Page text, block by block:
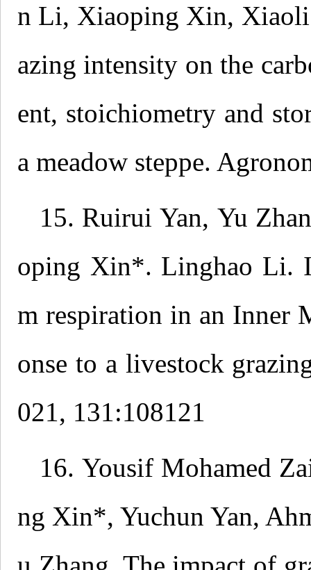
n Li, Xiaoping Xin,
azing intensity on the
ent, stoichiometry and
a meadow steppe.
15. Ruirui Yan, Yu
oping Xin*. Linghao Li.
m respiration in an Inner
onse to a livestock
021, 131:108121
16. Yousif Mohamed
ng Xin*, Yuchun Yan,